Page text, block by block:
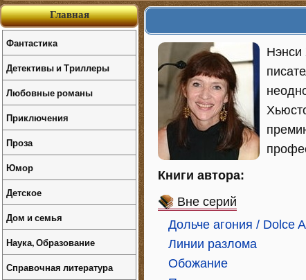
Нэнси
Книги автора:
Вне серий
Дольче агония / Dolce
Линии разлома
Обожание
Главная
Фантастика
Детективы и Триллеры
Любовные романы
Приключения
Проза
Юмор
Детское
Дом и семья
Наука, Образование
Справочная литература